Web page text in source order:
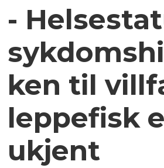
-
ken til
leppefisk
ukjent